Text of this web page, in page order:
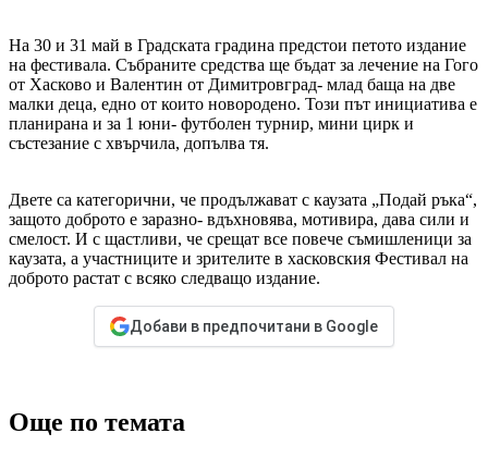
На 30 и 31 май в Градската градина предстои петото издание
на фестивала. Събраните средства ще бъдат за лечение на Гого
от Хасково и Валентин от Димитровград- млад баща на две
малки деца, едно от които новородено. Този път инициатива е
планирана и за 1 юни- футболен турнир, мини цирк и
състезание с хвърчила, допълва тя.
Двете са категорични, че продължават с каузата „Подай ръка“,
защото доброто е заразно- вдъхновява, мотивира, дава сили и
смелост. И с щастливи, че срещат все повече съмишленици за
каузата, а участниците и зрителите в хасковския Фестивал на
доброто растат с всяко следващо издание.
Добави в предпочитани в Google
Още по темата